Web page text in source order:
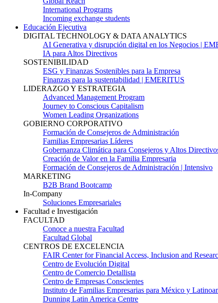
International Programs
Incoming exchange students
Educación Ejecutiva
DIGITAL TECHNOLOGY & DATA ANALYTICS
AI Generativa y disrupción digital en los Negocios |
IA para Altos Directivos
SOSTENIBILIDAD
ESG y Finanzas Sostenibles para la Empresa
Finanzas para la sustentabilidad | EMERITUS
LIDERAZGO Y ESTRATEGIA
Advanced Management Program
Journey to Conscious Capitalism
Women Leading Organizations
GOBIERNO CORPORATIVO
Formación de Consejeros de Administración
Familias Empresarias Líderes
Gobernanza Climática para Consejeros y Altos
Creación de Valor en la Familia Empresaria
Formación de Consejeros de Administración | Intensivo
MARKETING
B2B Brand Bootcamp
In-Company
Soluciones Empresariales
Facultad e Investigación
FACULTAD
Conoce a nuestra Facultad
Facultad Global
CENTROS DE EXCELENCIA
FAIR Center for Financial Access, Inclusion and
Centro de Evolución Digital
Centro de Comercio Detallista
Centro de Empresas Conscientes
Instituto de Familias Empresarias para México y
Dunning Latin America Centre